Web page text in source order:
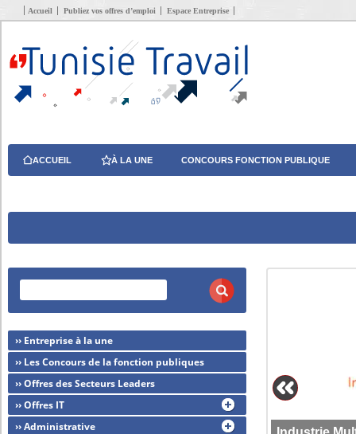
Accueil Publiez vos offres d’emploi Espace Entreprise
ACCUEIL À LA UNE CONCOURS FONCTION PUBLIQUE
›› Entreprise à la une
›› Les Concours de la fonction publiques
›› Offres des Secteurs Leaders
›› Offres IT
›› Administrative